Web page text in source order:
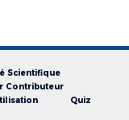
Scientifique
Contributeur
Quiz